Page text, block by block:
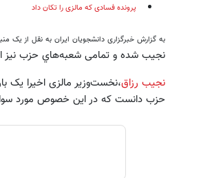
پرونده فسادی که مالزی را تکان داد
به گزارش خبرگزاری دانشجویان ایران به نقل از یک
نجیب شده و تمامی شعبه‌هاي حزب نیز
نجيب رزاق،نخست‌وزیر مالزی اخیرا
حزب دانست که در این خصوص مورد سوال
پک تقویت موی جلبک توی حمومت
خالیه!45%تخفیف
خرید محصول
تقویت